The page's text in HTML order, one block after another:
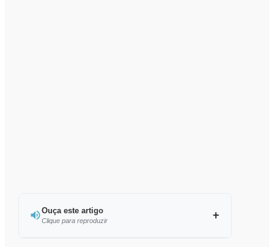
Ouça este artigo
Clique para reproduzir